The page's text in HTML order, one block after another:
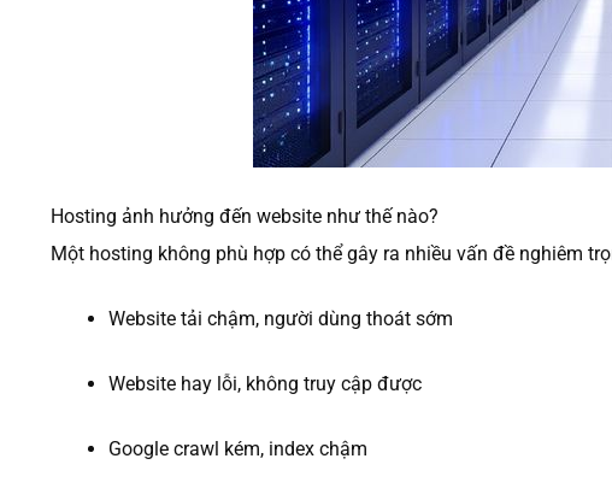
Hosting ảnh hưởng đến website như thế nào?
Một hosting không phù hợp có thể gây ra nhiều vấn đề nghiêm
Website tải chậm, người dùng thoát sớm
Website hay lỗi, không truy cập được
Google crawl kém, index chậm